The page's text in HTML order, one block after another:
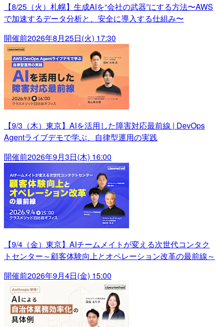
【8/25（火）札幌】生成AIを“会社の武器”にする方法〜AWS
で加速するデータ分析と、安全に導入する仕組み〜
開催前2026年8月25日(火) 17:30
【9/3（木）東京】AIを活用した障害対応最前線 | DevOps
Agentライブデモで学ぶ、自律型運用の実践
開催前2026年9月3日(木) 16:00
【9/4（金）東京】AIチームメイトが変える次世代コンタク
トセンター～顧客体験向上とオペレーション改革の最前線～
開催前2026年9月4日(金) 15:00